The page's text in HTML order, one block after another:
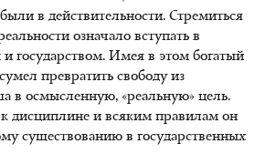
в действительности. Стремиться
означало вступать в
государством. Имея в этом богатый
превратить свободу из
в осмысленную, «реальную» цель.
дисциплине и всяким правилам он
существованию в государственных